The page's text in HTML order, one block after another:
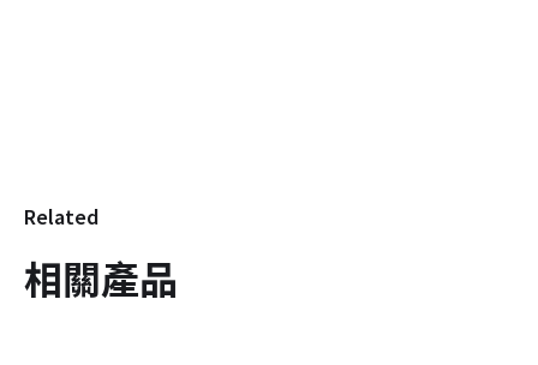
Related
相關產品